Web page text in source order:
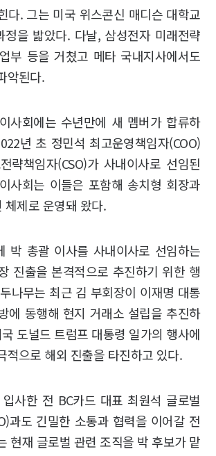
다. 그는 미국 위스콘신 매디슨 대학교
정을 밟았다. 다날, 삼성전자 미래전략
부 등을 거쳤고 메타 국내지사에서도
악된다.
사회에는 수년만에 새 멤버가 합류하
년 초 정민석 최고운영책임자(COO)
략책임자(CSO)가 사내이사로 선임된
사회는 이들은 포함해 송치형 회장과
체제로 운영돼 왔다.
박 총괄 이사를 사내이사로 선임하는
진출을 본격적으로 추진하기 위한 행
나무는 최근 김 부회장이 이재명 대통
에 동행해 현지 거래소 설립을 추진하
도널드 트럼프 대통령 일가의 행사에
적으로 해외 진출을 타진하고 있다.
사한 전 BC카드 대표 최원석 글로벌
과도 긴밀한 소통과 협력을 이어갈 전
현재 글로벌 관련 조직을 박 후보가 맡